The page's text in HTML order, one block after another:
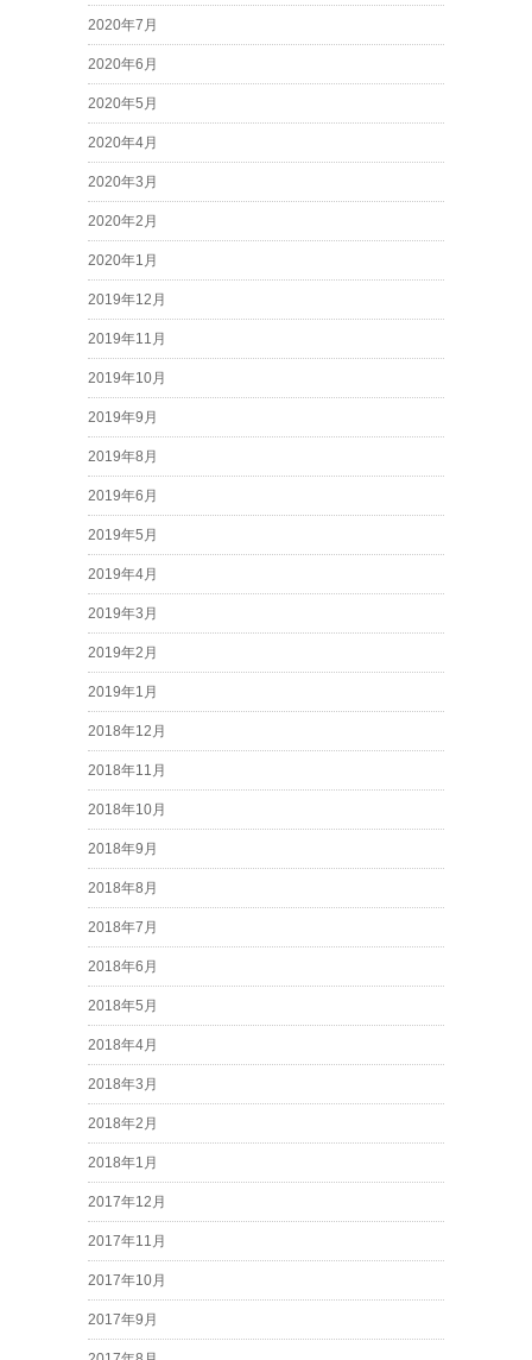
2020年7月
2020年6月
2020年5月
2020年4月
2020年3月
2020年2月
2020年1月
2019年12月
2019年11月
2019年10月
2019年9月
2019年8月
2019年6月
2019年5月
2019年4月
2019年3月
2019年2月
2019年1月
2018年12月
2018年11月
2018年10月
2018年9月
2018年8月
2018年7月
2018年6月
2018年5月
2018年4月
2018年3月
2018年2月
2018年1月
2017年12月
2017年11月
2017年10月
2017年9月